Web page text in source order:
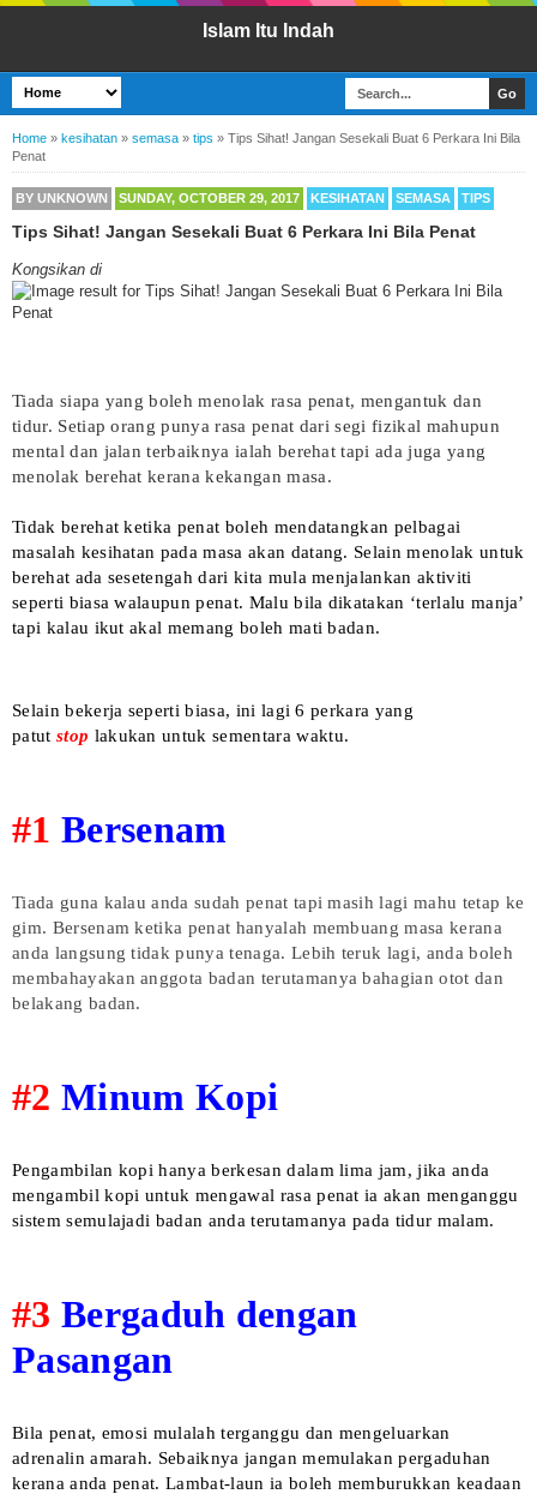
Islam Itu Indah
Home » kesihatan » semasa » tips » Tips Sihat! Jangan Sesekali Buat 6 Perkara Ini Bila
Penat
BY UNKNOWN SUNDAY, OCTOBER 29, 2017 KESIHATAN SEMASA TIPS
Tips Sihat! Jangan Sesekali Buat 6 Perkara Ini Bila Penat
Kongsikan di
Tiada siapa yang boleh menolak rasa penat, mengantuk dan
tidur. Setiap orang punya rasa penat dari segi fizikal mahupun
mental dan jalan terbaiknya ialah berehat tapi ada juga yang
menolak berehat kerana kekangan masa.
Tidak berehat ketika penat boleh mendatangkan pelbagai
masalah kesihatan pada masa akan datang. Selain menolak untuk
berehat ada sesetengah dari kita mula menjalankan aktiviti
seperti biasa walaupun penat. Malu bila dikatakan ‘terlalu manja’
tapi kalau ikut akal memang boleh mati badan.
Selain bekerja seperti biasa, ini lagi 6 perkara yang
patut stop lakukan untuk sementara waktu.
#1 Bersenam
Tiada guna kalau anda sudah penat tapi masih lagi mahu tetap ke
gim. Bersenam ketika penat hanyalah membuang masa kerana
anda langsung tidak punya tenaga. Lebih teruk lagi, anda boleh
membahayakan anggota badan terutamanya bahagian otot dan
belakang badan.
#2 Minum Kopi
Pengambilan kopi hanya berkesan dalam lima jam, jika anda
mengambil kopi untuk mengawal rasa penat ia akan menganggu
sistem semulajadi badan anda terutamanya pada tidur malam.
#3 Bergaduh dengan
Pasangan
Bila penat, emosi mulalah terganggu dan mengeluarkan
adrenalin amarah. Sebaiknya jangan memulakan pergaduhan
kerana anda penat. Lambat-laun ia boleh memburukkan keadaan